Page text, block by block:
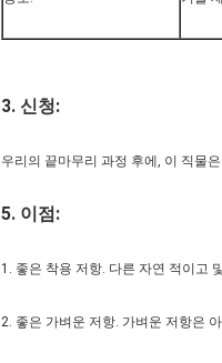
3. 신청:
우리의 끝마무리 과정 후에, 이 직물
5. 이점:
1. 좋은 착용 저항. 다른 자연 적이고
2. 좋은 가벼운 저항. 가벼운 저항은